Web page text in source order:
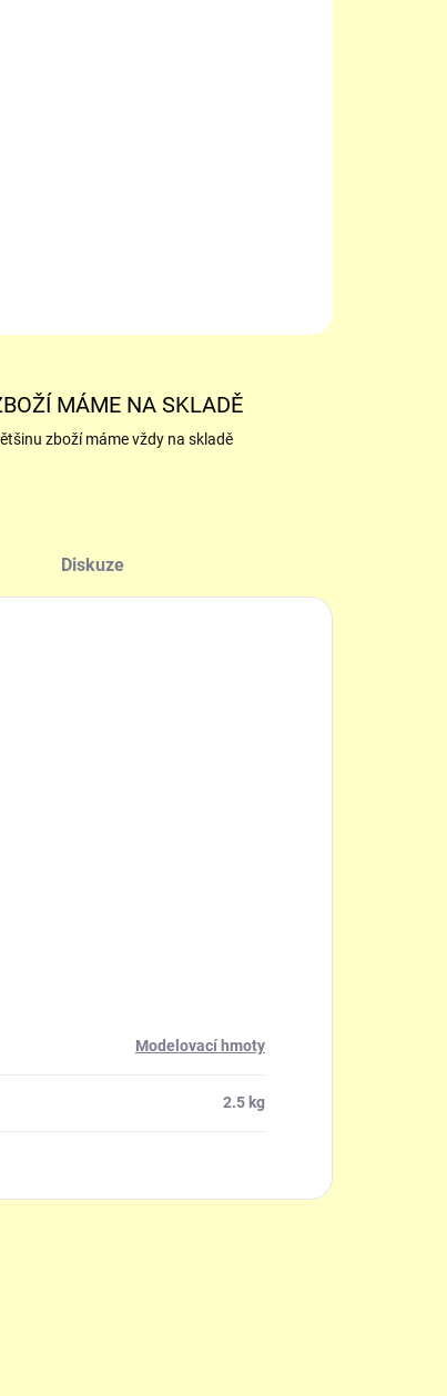
vhodný na modelování i potahování dortů.
MÁME NA SKLADĚ
zboží máme vždy na skladě
Diskuze
Modelovací hmoty
2.5 kg